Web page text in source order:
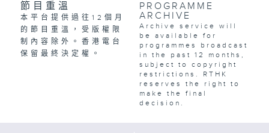
節目重溫
本平台提供過往12個月
的節目重溫，受版權限
制內容除外。香港電台
保留最終決定權。
PROGRAMME
ARCHIVE
Archive service will
be available for
programmes broadcast
in the past 12 months,
subject to copyright
restrictions. RTHK
reserves the right to
make the final
decision.